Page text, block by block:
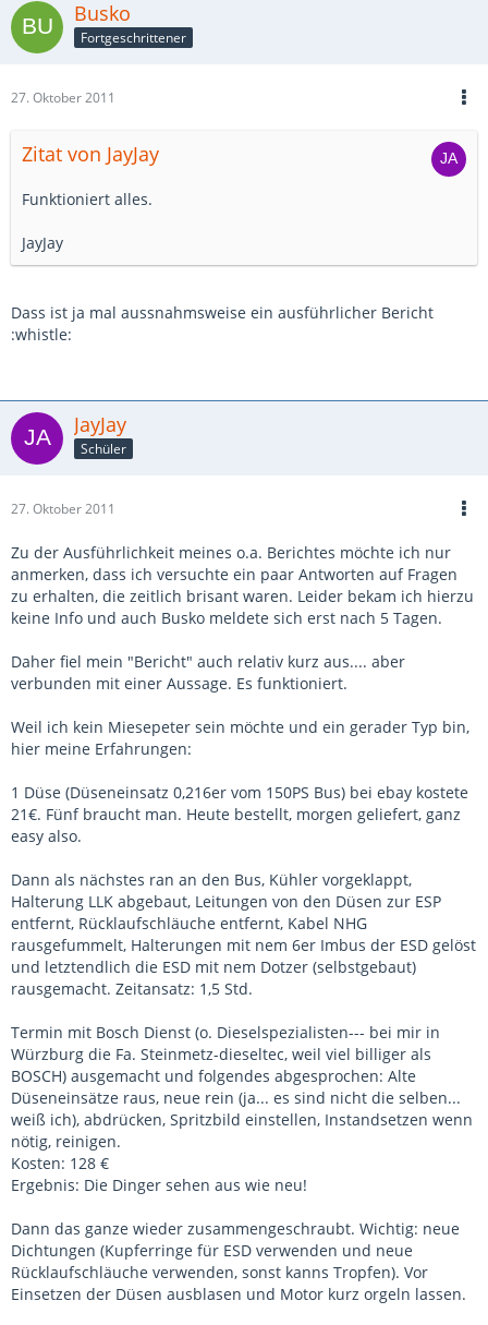
Busko
Fortgeschrittener
27. Oktober 2011
Zitat von JayJay
Funktioniert alles.
JayJay
Dass ist ja mal aussnahmsweise ein ausführlicher Bericht
:whistle:
JayJay
Schüler
27. Oktober 2011
Zu der Ausführlichkeit meines o.a. Berichtes möchte ich nur
anmerken, dass ich versuchte ein paar Antworten auf Fragen
zu erhalten, die zeitlich brisant waren. Leider bekam ich hierzu
keine Info und auch Busko meldete sich erst nach 5 Tagen.
Daher fiel mein "Bericht" auch relativ kurz aus.... aber
verbunden mit einer Aussage. Es funktioniert.
Weil ich kein Miesepeter sein möchte und ein gerader Typ bin,
hier meine Erfahrungen:
1 Düse (Düseneinsatz 0,216er vom 150PS Bus) bei ebay kostete
21€. Fünf braucht man. Heute bestellt, morgen geliefert, ganz
easy also.
Dann als nächstes ran an den Bus, Kühler vorgeklappt,
Halterung LLK abgebaut, Leitungen von den Düsen zur ESP
entfernt, Rücklaufschläuche entfernt, Kabel NHG
rausgefummelt, Halterungen mit nem 6er Imbus der ESD gelöst
und letztendlich die ESD mit nem Dotzer (selbstgebaut)
rausgemacht. Zeitansatz: 1,5 Std.
Termin mit Bosch Dienst (o. Dieselspezialisten--- bei mir in
Würzburg die Fa. Steinmetz-dieseltec, weil viel billiger als
BOSCH) ausgemacht und folgendes abgesprochen: Alte
Düseneinsätze raus, neue rein (ja... es sind nicht die selben...
weiß ich), abdrücken, Spritzbild einstellen, Instandsetzen wenn
nötig, reinigen.
Kosten: 128 €
Ergebnis: Die Dinger sehen aus wie neu!
Dann das ganze wieder zusammengeschraubt. Wichtig: neue
Dichtungen (Kupferringe für ESD verwenden und neue
Rücklaufschläuche verwenden, sonst kanns Tropfen). Vor
Einsetzen der Düsen ausblasen und Motor kurz orgeln lassen.